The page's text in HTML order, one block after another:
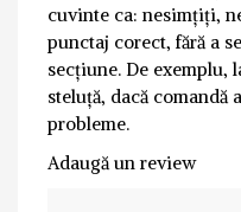
cuvinte ca: nesimțiți,
punctaj corect, fără a
secțiune. De exemplu,
steluță, dacă comandă
probleme.
Adaugă un review